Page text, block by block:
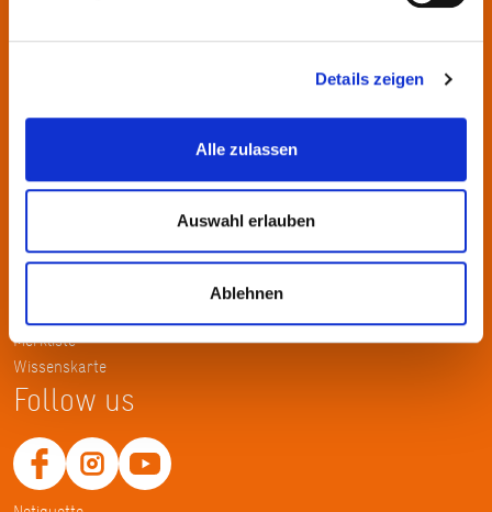
Details zeigen
Alle zulassen
Auswahl erlauben
Ablehnen
Kontakt
KulturRegion FrankfurtRheinMain gGmbH Poststraße 16 60329
Fax: +49 69 2577-1750
Service
Merkliste
Wissenskarte
Follow us